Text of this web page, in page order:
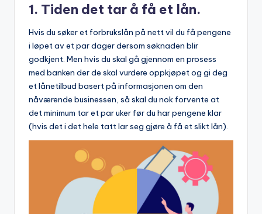
1. Tiden det tar å få et lån.
Hvis du søker et forbrukslån på nett vil du få pengene
i løpet av et par dager dersom søknaden blir
godkjent. Men hvis du skal gå gjennom en prosess
med banken der de skal vurdere oppkjøpet og gi deg
et lånetilbud basert på informasjonen om den
nåværende businessen, så skal du nok forvente at
det minimum tar et par uker før du har pengene klar
(hvis det i det hele tatt lar seg gjøre å få et slikt lån).